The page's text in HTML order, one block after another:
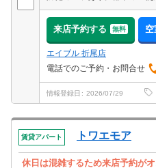
来店予約する 無料 空
エイブル 折尾店
電話でのご予約・お問合せ
情報登録日 2026/07/29
賃貸アパート トワエモア
休日は混雑するため来店予約がオ